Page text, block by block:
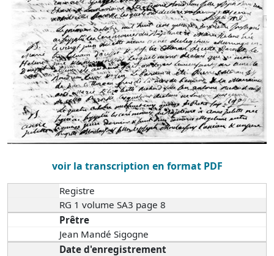
voir la transcription en format PDF
Registre
RG 1 volume SA3 page 8
Prêtre
Jean Mandé Sigogne
Date d'enregistrement